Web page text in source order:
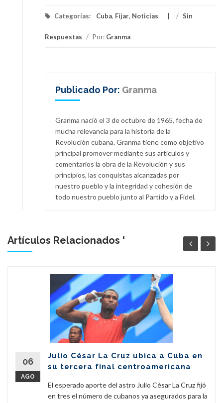
Categorías: Cuba, Fijar, Noticias / Sin
Respuestas / Por: Granma
Publicado Por: Granma
Granma nació el 3 de octubre de 1965, fecha de
mucha relevancia para la historia de la
Revolución cubana. Granma tiene como objetivo
principal promover mediante sus artículos y
comentarios la obra de la Revolución y sus
principios, las conquistas alcanzadas por
nuestro pueblo y la integridad y cohesión de
todo nuestro pueblo junto al Partido y a Fidel.
Artículos Relacionados '
06
AGO
Julio César La Cruz ubica a Cuba en
su tercera final centroamericana
El esperado aporte del astro Julio César La Cruz fijó
en tres el número de cubanos ya asegurados para la